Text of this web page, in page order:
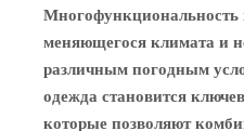
Многофункциональность
меняющегося климата и
различным погодным
одежда становится
которые позволяют